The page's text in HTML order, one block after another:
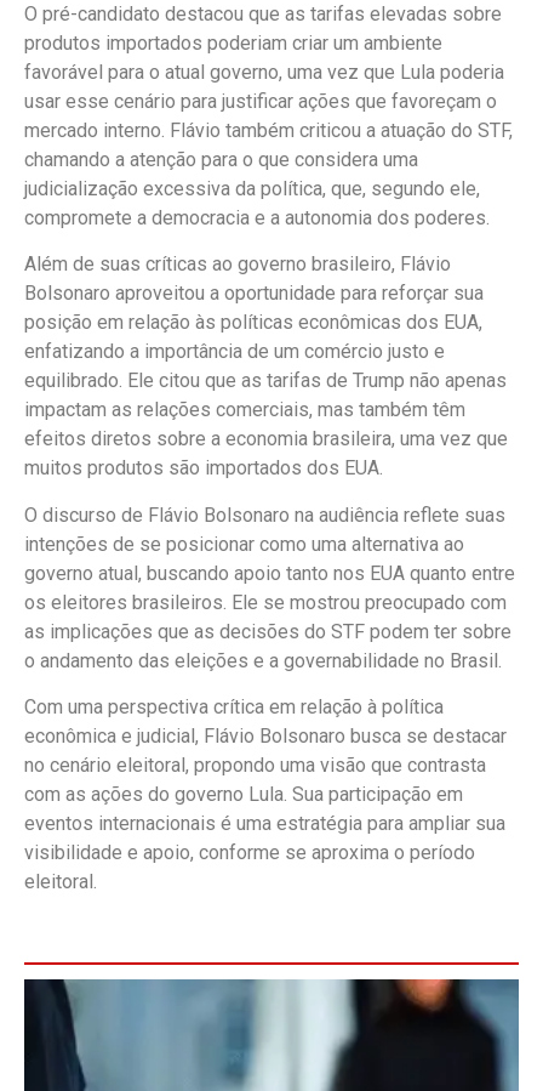
O pré-candidato destacou que as tarifas elevadas sobre
produtos importados poderiam criar um ambiente
favorável para o atual governo, uma vez que Lula poderia
usar esse cenário para justificar ações que favoreçam o
mercado interno. Flávio também criticou a atuação do STF,
chamando a atenção para o que considera uma
judicialização excessiva da política, que, segundo ele,
compromete a democracia e a autonomia dos poderes.
Além de suas críticas ao governo brasileiro, Flávio
Bolsonaro aproveitou a oportunidade para reforçar sua
posição em relação às políticas econômicas dos EUA,
enfatizando a importância de um comércio justo e
equilibrado. Ele citou que as tarifas de Trump não apenas
impactam as relações comerciais, mas também têm
efeitos diretos sobre a economia brasileira, uma vez que
muitos produtos são importados dos EUA.
O discurso de Flávio Bolsonaro na audiência reflete suas
intenções de se posicionar como uma alternativa ao
governo atual, buscando apoio tanto nos EUA quanto entre
os eleitores brasileiros. Ele se mostrou preocupado com
as implicações que as decisões do STF podem ter sobre
o andamento das eleições e a governabilidade no Brasil.
Com uma perspectiva crítica em relação à política
econômica e judicial, Flávio Bolsonaro busca se destacar
no cenário eleitoral, propondo uma visão que contrasta
com as ações do governo Lula. Sua participação em
eventos internacionais é uma estratégia para ampliar sua
visibilidade e apoio, conforme se aproxima o período
eleitoral.